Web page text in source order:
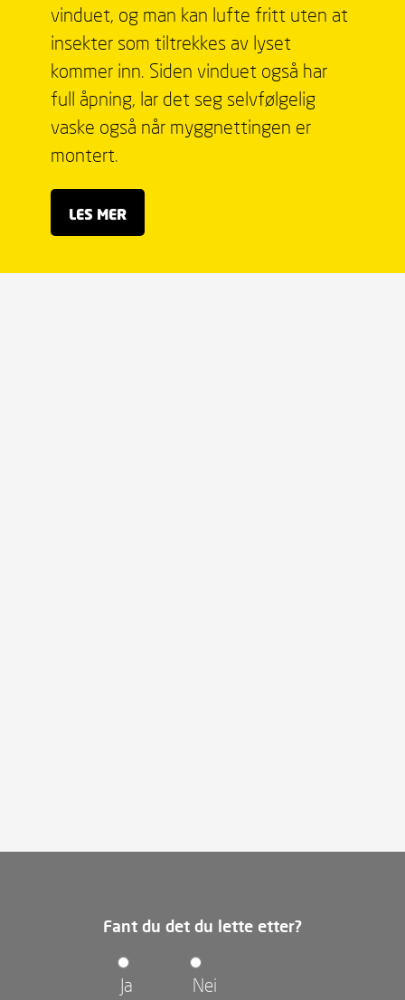
vinduet, og man kan lufte fritt uten at
insekter som tiltrekkes av lyset
kommer inn. Siden vinduet også har
full åpning, lar det seg selvfølgelig
vaske også når myggnettingen er
montert.
LES MER
Fant du det du lette etter?
Ja Nei